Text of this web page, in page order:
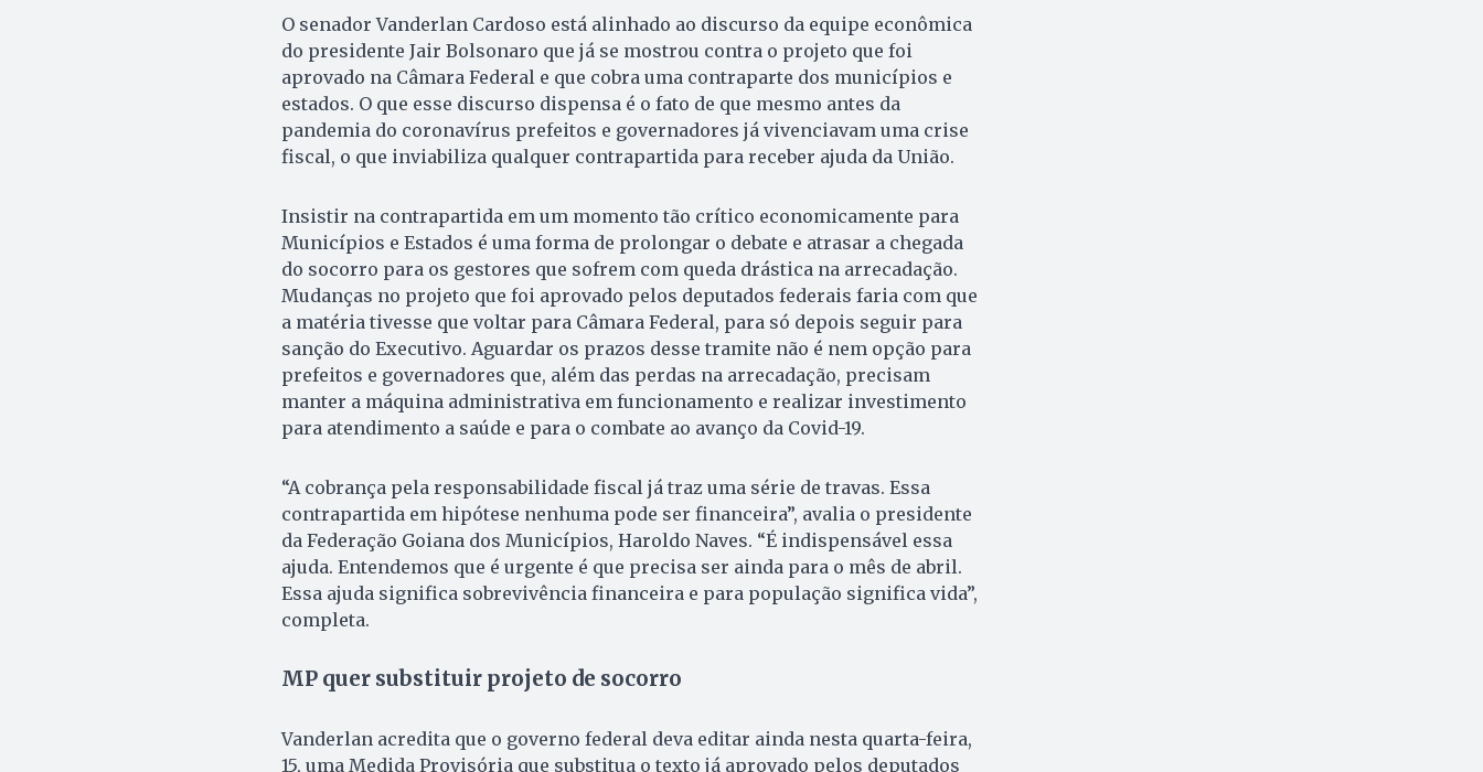
O senador Vanderlan Cardoso está alinhado ao discurso da equipe econômica
do presidente Jair Bolsonaro que já se mostrou contra o projeto que foi
aprovado na Câmara Federal e que cobra uma contraparte dos municípios e
estados. O que esse discurso dispensa é o fato de que mesmo antes da
pandemia do coronavírus prefeitos e governadores já vivenciavam uma crise
fiscal, o que inviabiliza qualquer contrapartida para receber ajuda da União.
Insistir na contrapartida em um momento tão crítico economicamente para
Municípios e Estados é uma forma de prolongar o debate e atrasar a chegada
do socorro para os gestores que sofrem com queda drástica na arrecadação.
Mudanças no projeto que foi aprovado pelos deputados federais faria com que
a matéria tivesse que voltar para Câmara Federal, para só depois seguir para
sanção do Executivo. Aguardar os prazos desse tramite não é nem opção para
prefeitos e governadores que, além das perdas na arrecadação, precisam
manter a máquina administrativa em funcionamento e realizar investimento
para atendimento a saúde e para o combate ao avanço da Covid-19.
“A cobrança pela responsabilidade fiscal já traz uma série de travas. Essa
contrapartida em hipótese nenhuma pode ser financeira”, avalia o presidente
da Federação Goiana dos Municípios, Haroldo Naves. “É indispensável essa
ajuda. Entendemos que é urgente é que precisa ser ainda para o mês de abril.
Essa ajuda significa sobrevivência financeira e para população significa vida”,
completa.
MP quer substituir projeto de socorro
Vanderlan acredita que o governo federal deva editar ainda nesta quarta-feira,
15, uma Medida Provisória que substitua o texto já aprovado pelos deputados